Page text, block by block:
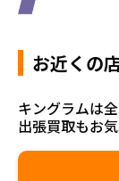
お近くの
キングラムは
出張買取もお気